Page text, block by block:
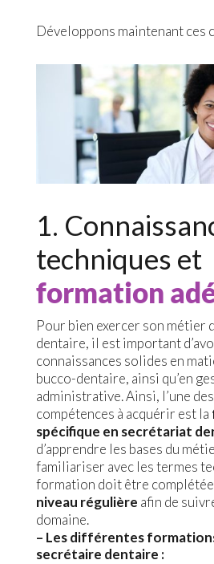
Développons maintenant ces
1.
techniques et
formation
Pour bien exercer son métier
dentaire, il est important
connaissances solides en
bucco-dentaire, ainsi qu’en
administrative. Ainsi, l’une
compétences à acquérir est la
spécifique en secrétariat
d’apprendre les bases du
familiariser avec les termes
formation doit être complétée
niveau régulière afin de
domaine.
– Les différentes
secrétaire dentaire :